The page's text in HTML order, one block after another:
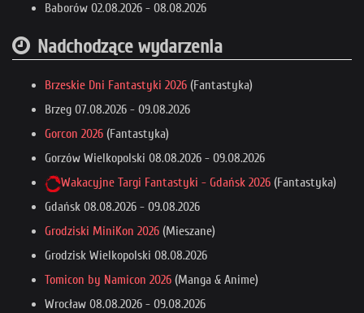
Baborów 02.08.2026 - 08.08.2026
Nadchodzące wydarzenia
Brzeskie Dni Fantastyki 2026 (Fantastyka)
Brzeg 07.08.2026 - 09.08.2026
Gorcon 2026 (Fantastyka)
Gorzów Wielkopolski 08.08.2026 - 09.08.2026
Wakacyjne Targi Fantastyki - Gdańsk 2026 (Fantastyka)
Gdańsk 08.08.2026 - 09.08.2026
Grodziski MiniKon 2026 (Mieszane)
Grodzisk Wielkopolski 08.08.2026
Tomicon by Namicon 2026 (Manga & Anime)
Wrocław 08.08.2026 - 09.08.2026